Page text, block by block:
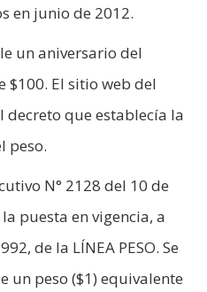
en junio de 2012.
un aniversario del
El sitio web del
decreto que establecía la
peso.
N° 2128 del 10 de
puesta en vigencia, a
de la LÍNEA PESO. Se
un peso ($1) equivalente